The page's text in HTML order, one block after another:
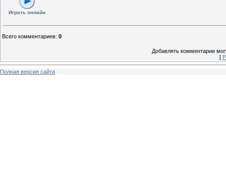
Играть онлайн
Всего комментариев: 0
Добавлять комментарии
[
Полная версия сайта